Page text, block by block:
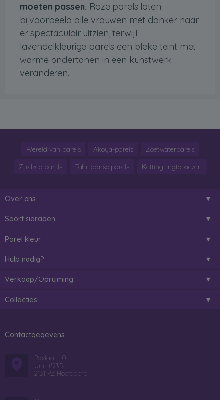
moeten passen. Roze parels laten
bijvoorbeeld alle vrouwen met donker haar
er spectaculair uitzien, terwijl
lavendelkleurige parels een bleke teint met
warme ondertonen in een kunstwerk
veranderen.
Wereld van parels Akoya-parels Zoetwaterparels
Zuidzee parels Tahitiaanse parels Kettinglengte kiezen
Over ons
Soort sieraden
Parel kleur
Hulp nodig?
Verkoop/Opruiming
Collecties
Contactgegevens
Paxlaan 10
Unit #235
2131 PZ Hoofddorp